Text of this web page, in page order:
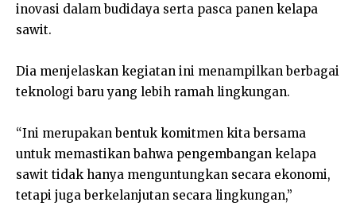
inovasi dalam budidaya serta pasca panen kelapa
sawit.
Dia menjelaskan kegiatan ini menampilkan berbagai
teknologi baru yang lebih ramah lingkungan.
“Ini merupakan bentuk komitmen kita bersama
untuk memastikan bahwa pengembangan kelapa
sawit tidak hanya menguntungkan secara ekonomi,
tetapi juga berkelanjutan secara lingkungan,”